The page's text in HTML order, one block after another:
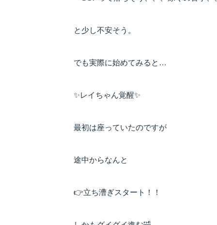
と少し不安そう。
でも実際に始めてみると…
✨レイちゃん覚醒✨
最初は座っていたのですが
途中からなんと
👉立ち漕ぎスタート！！